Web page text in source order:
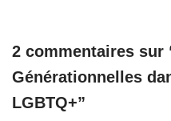
2 commentaires sur
Générationnelles
LGBTQ+”